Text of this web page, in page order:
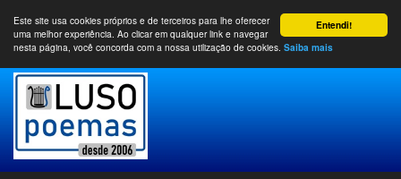
Entendi!
Este site usa cookies próprios e de terceiros para lhe oferecer
uma melhor experiência. Ao clicar em qualquer link e navegar
nesta página, você concorda com a nossa utilização de cookies. Saiba mais